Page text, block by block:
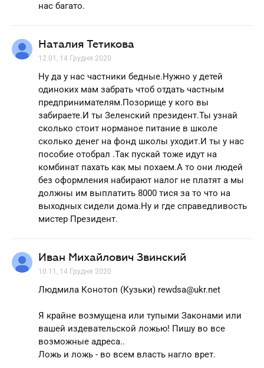
нас багато.
Наталия Тетикова
12.01, 14 Грудня 2020
Ну да у нас частники бедные.Нужно у детей
одиноких мам забрать чтоб отдать частным
предпринимателям.Позорище у кого вы
забираете.И ты Зеленский президент.Ты узнай
сколько стоит норманое питание в школе
сколько денег на фонд школы уходит.И ты у нас
пособие отобрал .Так пускай тоже идут на
комбинат пахать как мы похаем.А то они людей
без оформления набирают налог не платят а мы
должны им выплатить 8000 тися за то что на
выходных сидели дома.Ну и где справедливость
мистер Президент.
Иван Михайлович Звинский
10.11, 14 Грудня 2020
Людмила Конотоп (Кузьки) rewdsa@ukr.net
Я крайне возмущена или тупыми Законами или
вашей издевательской ложью! Пишу во все
возможные адреса..
Ложь и ложь - во всем власть нагло врет.